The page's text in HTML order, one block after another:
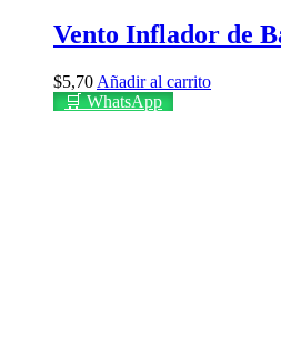
Vento Inflador de
$5,70 Añadir al carrito
🛒 WhatsApp